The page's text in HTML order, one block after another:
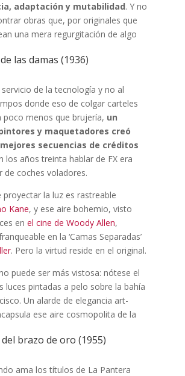
adaptación y mutabilidad. Y no
obras que, por originales que
una mera regurgitación de algo
las damas (1936)
servicio de la tecnología y no al
donde eso de colgar carteles
menos que brujería, un
y maquetadores creó
secuencias de créditos
los años treinta hablar de FX era
de coches voladores.
proyectar la luz es rastreable
Kane, y ese aire bohemio, visto
en el cine de Woody Allen,
en la ‘Camas Separadas’
. Pero la virtud reside en el original.
puede ser más vistosa: nótese el
luces pintadas a pelo sobre la bahía
Un alarde de elegancia art-
ese aire cosmopolita de la
brazo de oro (1955)
ama los títulos de La Pantera